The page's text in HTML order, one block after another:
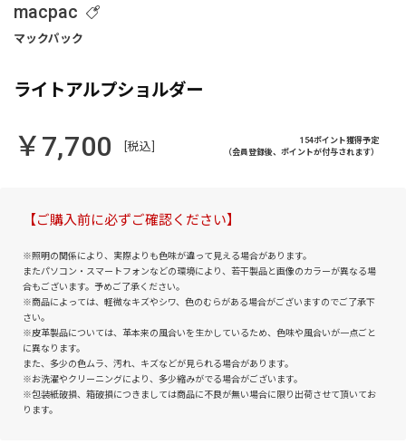
macpac
ライトアルプショルダー
￥7,700 [税込]
154ポイント獲得予定
（会員登録後、ポイントが付与されます）
【ご購入前に必ずご確認ください】
※照明の関係により、実際よりも色味が違って見える場合があります。
またパソコン・スマートフォンなどの環境により、若干製品と画像のカラーが異なる場
合もございます。予めご了承ください。
※商品によっては、軽微なキズやシワ、色のむらがある場合がございますのでご了承下
さい。
※皮革製品については、革本来の風合いを生かしているため、色味や風合いが一点ごと
に異なります。
また、多少の色ムラ、汚れ、キズなどが見られる場合があります。
※お洗濯やクリーニングにより、多少縮みがでる場合がございます。
※包装紙破損、箱破損につきましては商品に不良が無い場合に限り出荷させて頂いてお
ります。